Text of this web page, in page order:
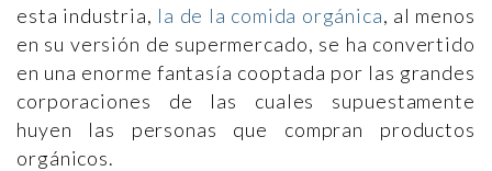
esta industria, la de la comida orgánica, al menos
en su versión de supermercado, se ha convertido
en una enorme fantasía cooptada por las grandes
corporaciones de las cuales supuestamente
huyen las personas que compran productos
orgánicos.